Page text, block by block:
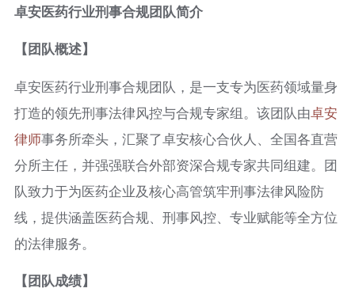
卓安医药行业刑事合规团队简介
【团队概述】
卓安医药行业刑事合规团队，是一支专为医药领域量身
打造的领先刑事法律风控与合规专家组。该团队由卓安
律师事务所牵头，汇聚了卓安核心合伙人、全国各直营
分所主任，并强强联合外部资深合规专家共同组建。团
队致力于为医药企业及核心高管筑牢刑事法律风险防
线，提供涵盖医药合规、刑事风控、专业赋能等全方位
的法律服务。
【团队成绩】